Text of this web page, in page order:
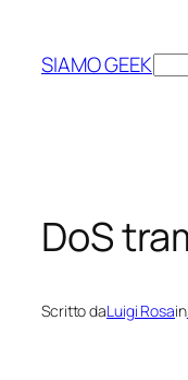
contenuto
SIAMO GEEK
DoS
Scritto daLuigi Rosain